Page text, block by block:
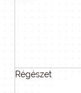
Régészet